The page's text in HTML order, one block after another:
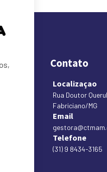
Contato
Localizaçao
Rua Doutor
Fabriciano/MG
Email
Telefone
(31) 9 8434-3165